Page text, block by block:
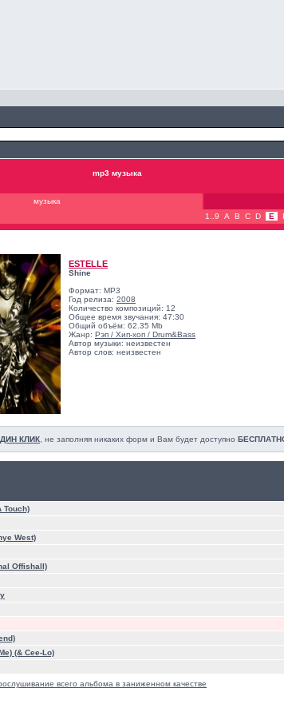
mp3 музыка
музыка
1..9
A B C D E
ESTELLE
Shine
Формат: MP3
Год релиза: 2008
Количество композиций: 12
Общее время звучания: 47:30
Общий объём: 62.35 Mb
Жанр: Рэп / Хип-хоп / Drum&Bass
Автор музыки: неизвестен
Автор слов: неизвестен
КЛИК , не заполняя никаких форм и Вам будет доступно
Touch)
West)
Offishall)
(& Cee-Lo)
всего альбома в заниженном качестве